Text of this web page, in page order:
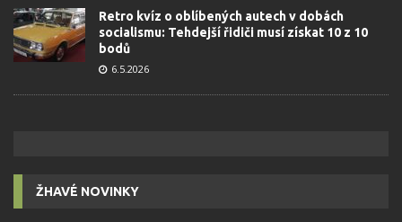
Retro kvíz o oblíbených autech v dobách
socialismu: Tehdejší řidiči musí získat 10 z 10
bodů
6.5.2026
ŽHAVÉ NOVINKY